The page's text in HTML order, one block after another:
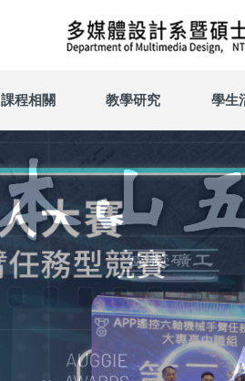
課程相關 教學研究 學生